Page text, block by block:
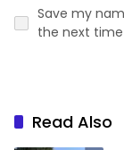
Save my
the next
Read Also